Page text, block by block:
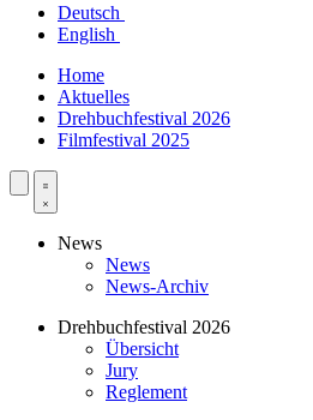
Deutsch
English
Home
Aktuelles
Drehbuchfestival 2026
Filmfestival 2025
News
News
News-Archiv
Drehbuchfestival 2026
Übersicht
Jury
Reglement